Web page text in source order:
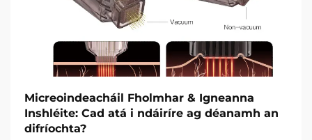
Micreoindeacháil Fholmhar & Igneanna
Inshléite: Cad atá i ndáiríre ag déanamh an
difríochta?